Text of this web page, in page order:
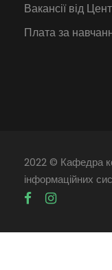
Вакансії від
Плата за
2022 © Кафедра
інформаційних